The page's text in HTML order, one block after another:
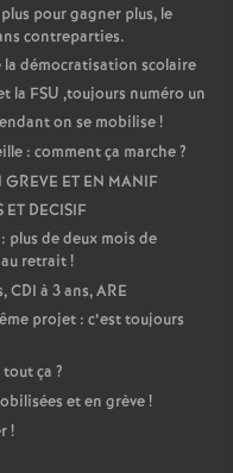
pour gagner plus, le
contreparties.
la démocratisation scolaire
la FSU ,toujours numéro un
on se mobilise!
: comment ça marche?
ET EN MANIF
ET DECISIF
de deux mois de
retrait!
à 3 ans, ARE
projet : c’est toujours
tout ça ?
et en grève!
!